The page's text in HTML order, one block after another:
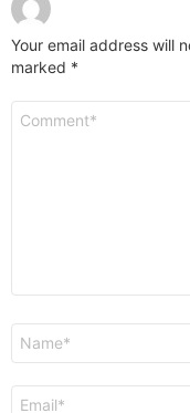
Your email address will
marked *
Comment
Name
Email